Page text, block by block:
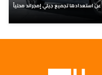
استعدادها تجميع جيلي إمجراند محلياً